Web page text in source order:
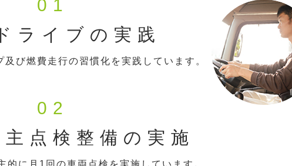
01
ライブの実践
び燃費走行の習慣化を実践しています。
02
点検整備の実施
的に月1回の車両点検を実施しています。